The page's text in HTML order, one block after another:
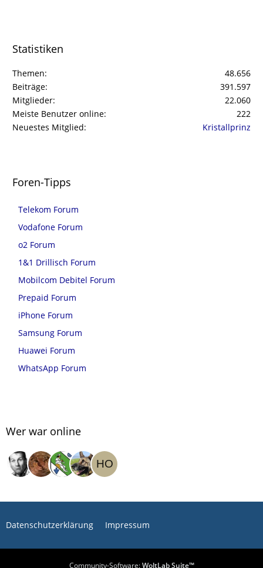
Statistiken
Themen
48.656
Beiträge
391.597
Mitglieder
22.060
Meiste Benutzer online
222
Neuestes Mitglied
Kristallprinz
Foren-Tipps
Telekom Forum
Vodafone Forum
o2 Forum
1&1 Drillisch Forum
Mobilcom Debitel Forum
Prepaid Forum
iPhone Forum
Samsung Forum
Huawei Forum
WhatsApp Forum
Wer war online
Datenschutzerklärung Impressum
Community-Software:WoltLab Suite™